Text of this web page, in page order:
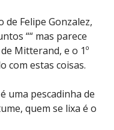
Felipe Gonzalez,
““ mas parece
Mitterand, e o 1º
com estas coisas.
uma pescadinha de
quem se lixa é o